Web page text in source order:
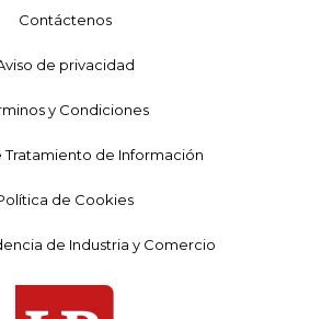
Contáctenos
de privacidad
y Condiciones
Tratamiento de Información
de Cookies
de Industria y Comercio